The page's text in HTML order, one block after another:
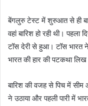
बेंगलुरु टेस्ट में शुरुआत से ही
वहां बारिश हो रही थी।
टॉस देरी से हुआ। टॉस भारत
भारत की हार की पटकथा लिख
बारिश की वजह से पिच में सीम
ने उठाया और पहली पारी में